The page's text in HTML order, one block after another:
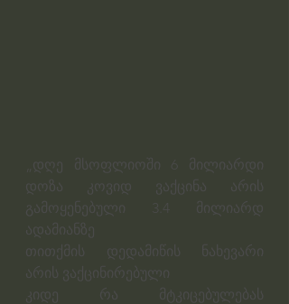
„დღე მსოფლიოში 6 მილიარდი
დოზა კოვიდ ვაქცინა არის
გამოყენებული 3.4 მილიარდ
ადამიანზე
თითქმის დედამიწის ნახევარი
არის ვაქცინირებული
კიდე რა მტკიცებულებას